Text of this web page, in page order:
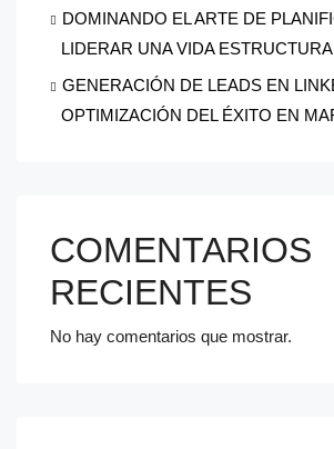
DOMINANDO EL ARTE DE
LIDERAR UNA VIDA
GENERACIÓN DE LEADS EN
OPTIMIZACIÓN DEL ÉXITO EN
COMENTARIOS
RECIENTES
No hay comentarios que mostrar.